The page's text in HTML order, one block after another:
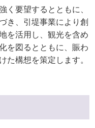
く要望するとともに、
き、引堤事業により創
を活用し、観光を含め
を図るとともに、賑わ
た構想を策定します。